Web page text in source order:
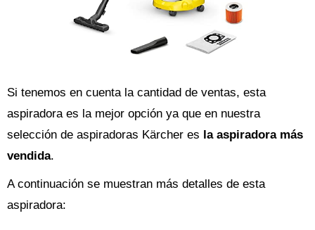
Si tenemos en cuenta la cantidad de ventas, esta
aspiradora es la mejor opción ya que en nuestra
selección de aspiradoras Kärcher es la aspiradora más
vendida.
A continuación se muestran más detalles de esta
aspiradora: